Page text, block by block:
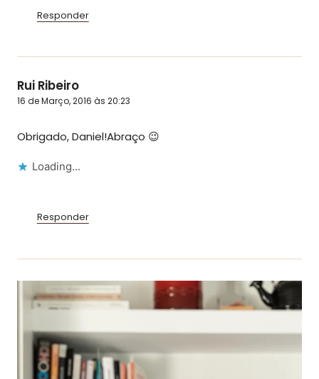
Responder
Rui Ribeiro
16 de Março, 2016 às 20:23
Obrigado, Daniel!Abraço 😉
Loading...
Responder